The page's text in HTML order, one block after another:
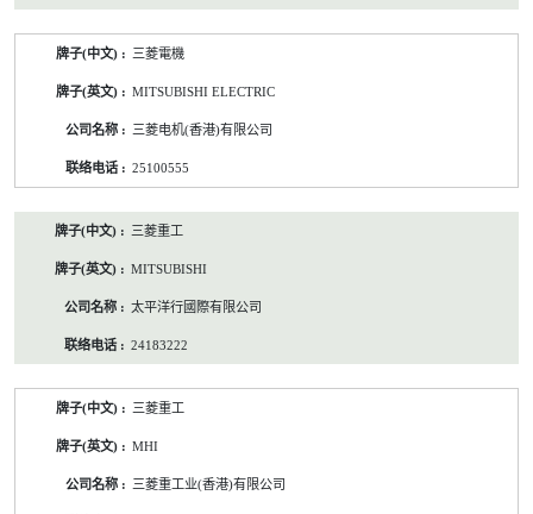
三菱電機
MITSUBISHI ELECTRIC
三菱电机(香港)有限公司
25100555
三菱重工
MITSUBISHI
太平洋行國際有限公司
24183222
三菱重工
MHI
三菱重工业(香港)有限公司